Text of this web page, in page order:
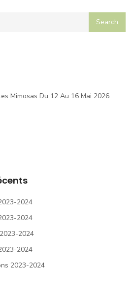
Mimosas Du 12 Au 16 Mai 2026
2024
2024
2024
2024
2023-2024